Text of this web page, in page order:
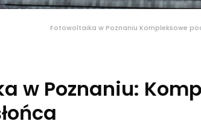
Fotowoltaika w Poznaniu Kompleksowe
w Poznaniu: